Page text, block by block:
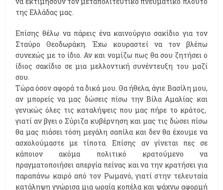
της Ελλάδας μας.
Επίσης θέλω να πάρεις ένα καινούργιο σακίδιο για τον
Σταύρο Θεοδωράκη. Έχω κουραστεί να τον βλέπω
συνεχώς με το ίδιο. Αν και νομίζω πως θα σου ζητήσει ο
ίδιος σακίδιο σε μια μελλοντική συνέντευξη του μαζί
σου.
Τώρα όσον αφορά τα δικά μου. Θα ήθελα, άγιε Βασίλη μου,
αν μπορείς να μας δώσεις πίσω την Βίλα Αμαλίας και
γενικώς όλες τις καταλήψεις που μας πήρε το κράτος,
γιατί αν βγει ο Σύριζα κυβέρνηση και μας τις δώσει πίσω
θα μας πιάσει τόση μεγάλη σαπίλα και δεν θα έχουμε να
ασχολούμαστε με τίποτα. Επίσης αν γίνεται πες σε
κάποιον ακόμα πολιτικό κρατούμενο να
πραγματοποιήσει απεργία πείνας και να την κρατήσει για
παραπάνω καιρό από τον Ρωμανό, γιατί στην τελευταία
κατάληψη γνώρισα μια ωραία κοπέλα και ψάχνω αφορμή